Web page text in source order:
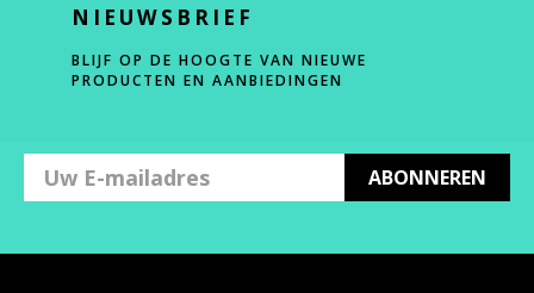
NIEUWSBRIEF
BLIJF OP DE HOOGTE VAN NIEUWE
PRODUCTEN EN AANBIEDINGEN
ABONNEREN